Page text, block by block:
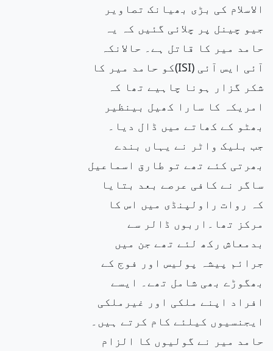
الاسلام کی بڑی بھیانک تصاویر
جیو چینل پر چلائی گئیں کہ یہ
حامد میر کا قاتل ہے۔ حالانکہ
آئی ایس آئی (ISI)کو حامد میر کا
شکر گزار ہونا چاہیے تھا کہ
امریکہ کا سارا کھیل بینظیر
بھٹو کے کھاتے میں ڈال دیا۔
جب بلیک واٹر نے یہاں بندے
بھرتی کئے تھے تو طارق اسماعیل
ساگر نے کافی عرصے بعد بتایا
کہ روات راولپنڈی میں اس کا
مرکز تھا۔اربوں ڈالر سے
بدمعاش رکھ لئے تھے جن میں
جرائم پیشہ پولیس اور فوج کے
بھگوڑے بھی شامل تھے۔ ایسے
افراد اپنے ملکی اور غیرملکی
ایجنسیوں کیلئے کام کرتے ہیں۔
حامد میر نے گولیوں کا الزام